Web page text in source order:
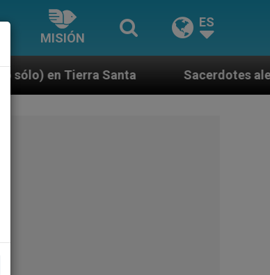
MISIÓN
ES
Sacerdotes alemanes fieles al Papa